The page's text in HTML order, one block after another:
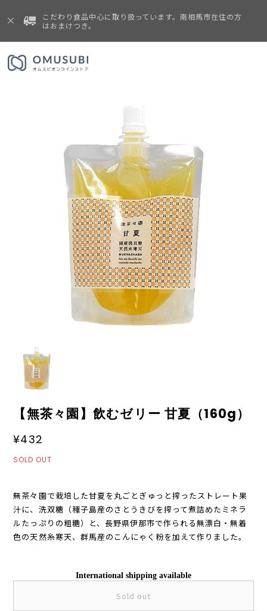
こだわり食品中心に取り扱っています。南相馬市在住の方
はおまけつき。
【無茶々園】飲むゼリー 甘夏（160g）
¥432
SOLD OUT
無茶々園で栽培した甘夏を丸ごとぎゅっと搾ったストレート果
汁に、洗双糖（種子島産のさとうきびを搾って煮詰めたミネラ
ルたっぷりの粗糖）と、長野県伊那市で作られる無漂白・無着
色の天然糸寒天、群馬産のこんにゃく粉を加えて作りました。
International shipping available
Sold out